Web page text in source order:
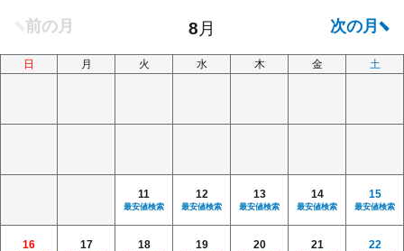
日 月 火 水 木 金 土
11
最安値検索
12
最安値検索
13
最安値検索
14
最安値検索
15
最安値検索
16 17 18 19 20 21 22